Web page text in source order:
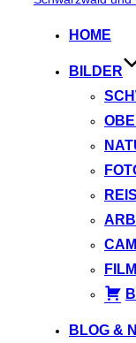
HOME
BILDER
BLOG &